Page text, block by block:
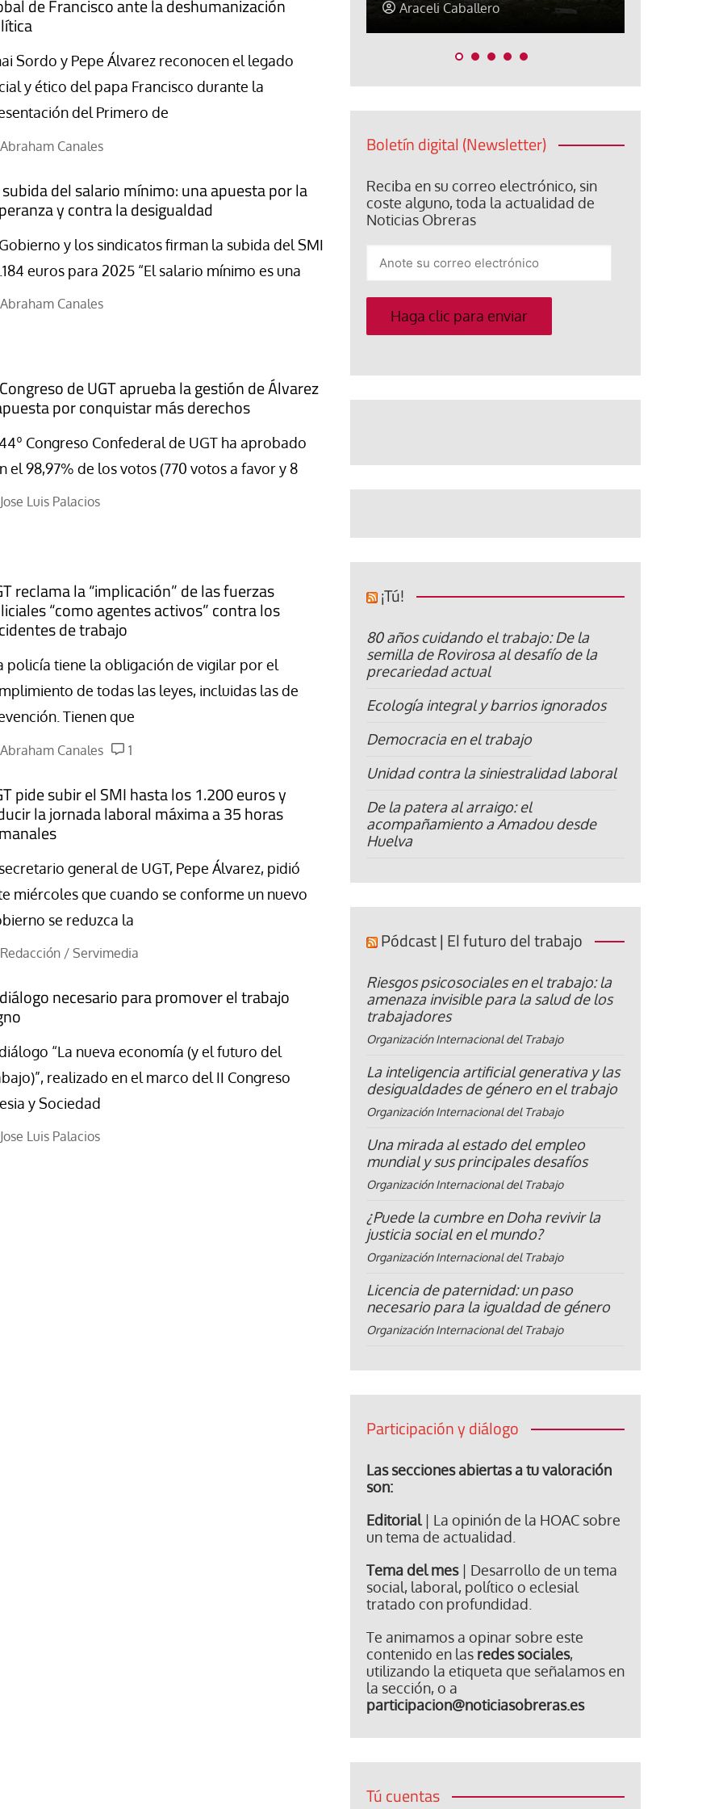
de Francisco ante la deshumanización
Sordo y Pepe Álvarez reconocen el legado
y ético del papa Francisco durante la
del Primero de
Abraham Canales
subida del salario mínimo: una apuesta por la
y contra la desigualdad
y los sindicatos firman la subida del SMI
euros para 2025 “El salario mínimo es una
Abraham Canales
de UGT aprueba la gestión de Álvarez
por conquistar más derechos
Congreso Confederal de UGT ha aprobado
el 98,97% de los votos (770 votos a favor y 8
Jose Luis Palacios
reclama la “implicación” de las fuerzas
“como agentes activos” contra los
de trabajo
policía tiene la obligación de vigilar por el
de todas las leyes, incluidas las de
Tienen que
Abraham Canales 1
pide subir el SMI hasta los 1.200 euros y
la jornada laboral máxima a 35 horas
general de UGT, Pepe Álvarez, pidió
miércoles que cuando se conforme un nuevo
se reduzca la
Redacción / Servimedia
necesario para promover el trabajo
“La nueva economía (y el futuro del
realizado en el marco del II Congreso
y Sociedad
Jose Luis Palacios
Araceli Caballero Jorge Hernández
Boletín digital (Newsletter)
Reciba en su correo electrónico, sin
coste alguno, toda la actualidad de
Noticias Obreras
su
correo
electrónico
Haga clic para enviar
¡Tú!
80 años cuidando el trabajo: De la
semilla de Rovirosa al desafío de la
precariedad actual
Ecología integral y barrios ignorados
Democracia en el trabajo
Unidad contra la siniestralidad laboral
De la patera al arraigo: el
acompañamiento a Amadou desde
Huelva
Pódcast | El futuro del trabajo
Riesgos psicosociales en el trabajo: la
amenaza invisible para la salud de los
trabajadores
Organización Internacional del Trabajo
La inteligencia artificial generativa y las
desigualdades de género en el trabajo
Organización Internacional del Trabajo
Una mirada al estado del empleo
mundial y sus principales desafíos
Organización Internacional del Trabajo
¿Puede la cumbre en Doha revivir la
justicia social en el mundo?
Organización Internacional del Trabajo
Licencia de paternidad: un paso
necesario para la igualdad de género
Organización Internacional del Trabajo
Participación y diálogo
Las secciones abiertas a tu valoración
son:
Editorial| La opinión de la HOAC sobre
un tema de actualidad.
Tema del mes| Desarrollo de un tema
social, laboral, político o eclesial
tratado con profundidad.
Te animamos a opinar sobre este
contenido en las redes sociales,
utilizando la etiqueta que señalamos en
la sección, o a
participacion@noticiasobreras.es
Tú cuentas